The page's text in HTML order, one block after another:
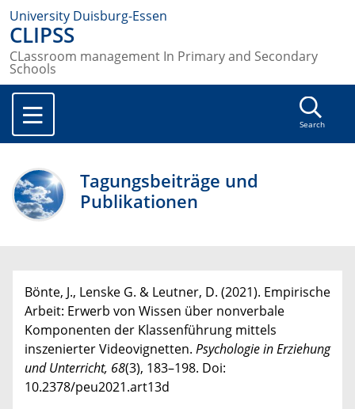
University Duisburg-Essen
CLIPSS
CLassroom management In Primary and Secondary
Schools
Search
Tagungsbeiträge und
Publikationen
Bönte, J., Lenske G. & Leutner, D. (2021). Empirische
Arbeit: Erwerb von Wissen über nonverbale
Komponenten der Klassenführung mittels
inszenierter Videovignetten. Psychologie in Erziehung
und Unterricht, 68(3), 183–198. Doi:
10.2378/peu2021.art13d